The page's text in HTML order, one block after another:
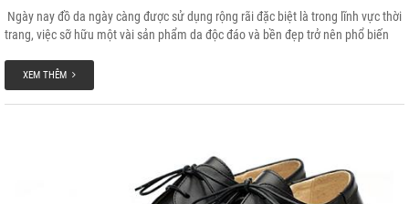
Ngày nay đồ da ngày càng được sử dụng rộng rãi đặc biệt là trong lĩnh vực thời
trang, việc sỡ hữu một vài sản phẩm da độc đáo và bền đẹp trở nên phổ biến
không còn là chuyện hiếm. Ví da, thắt lưng da, túi sách da, cặp da… Nhưng để
biết cách sử dụng và bảo quản cho nó đẹp và bền lâu thì không phải ai cũng
biêt. Sau đây là một số mẹo nhỏ cho các bạn bảo vệ đồ da của mình nhé !!!
XEM THÊM